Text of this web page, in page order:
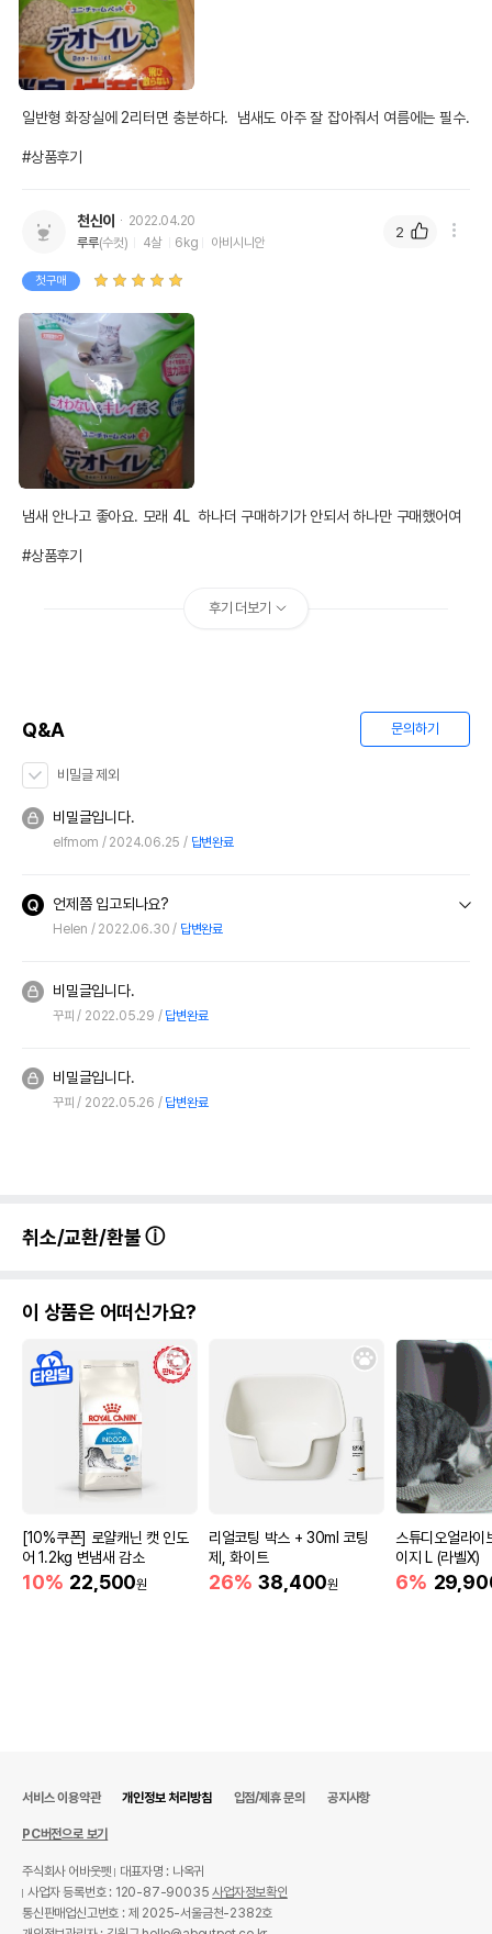
일반형 화장실에 2리터면 충분하다.  냄새도 아주 잘 잡아줘서 여름에는 필수.
#상품후기
천신이
2022.04.20
루루(수컷) 4살 6kg 아비시니안
첫구매
냄새 안나고 좋아요. 모래 4L  하나더 구매하기가 안되서 하나만 구매했어여
#상품후기
2
후기 더보기
Q&A 문의하기
비밀글 제외
비밀글입니다.
elfmom 2024.06.25 답변완료
언제쯤 입고되나요?
Helen 2022.06.30 답변완료
비밀글입니다.
꾸피 2022.05.29 답변완료
비밀글입니다.
꾸피 2022.05.26 답변완료
취소/교환/환불
이 상품은 어떠신가요?
[10%쿠폰] 로얄캐닌 캣 인도
어 1.2kg 변냄새 감소
10% 22,500원
리얼코팅 박스 + 30ml 코팅
제, 화이트
26% 38,400원
스튜디오얼라이
이지 L (라벨X)
6%
서비스 이용약관 개인정보 처리방침 입점/제휴 문의 공지사항
PC버전으로 보기
주식회사 어바웃펫
대표자명 : 나옥귀
사업자 등록번호 : 120-87-90035사업자정보확인
통신판매업신고번호 : 제 2025-서울금천-2382호